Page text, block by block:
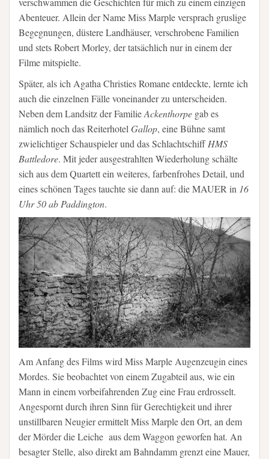
Abenteuer. Allein der Name Miss Marple versprach gruslige
Begegnungen, düstere Landhäuser, verschrobene Familien
und stets Robert Morley, der tatsächlich nur in einem der
Filme mitspielte.
Später, als ich Agatha Christies Romane entdeckte, lernte ich
auch die einzelnen Fälle voneinander zu unterscheiden.
Neben dem Landsitz der FamilieAckenthorpe gab es
nämlich noch das Reiterhotel Gallop, eine Bühne samt
zwielichtiger Schauspieler und das SchlachtschiffHMS
Battledore. Mit jeder ausgestrahlten Wiederholung schälte
sich aus dem Quartett ein weiteres, farbenfrohes Detail, und
eines schönen Tages tauchte sie dann auf: die MAUER in 16
Uhr 50 ab Paddington.
Am Anfang des Films wird Miss Marple Augenzeugin eines
Mordes. Sie beobachtet von einem Zugabteil aus, wie ein
Mann in einem vorbeifahrenden Zug eine Frau erdrosselt.
Angespornt durch ihren Sinn für Gerechtigkeit und ihrer
unstillbaren Neugier ermittelt Miss Marple den Ort, an dem
der Mörder die Leiche aus dem Waggon geworfen hat. An
besagter Stelle, also direkt am Bahndamm grenzt eine Mauer,